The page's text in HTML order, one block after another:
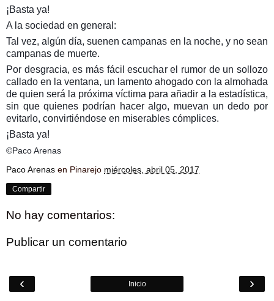
¡Basta ya!
A la sociedad en general:
Tal vez, algún día, suenen campanas en la noche, y no sean
campanas de muerte.
Por desgracia, es más fácil escuchar el rumor de un sollozo
callado en la ventana, un lamento ahogado con la almohada
de quien será la próxima víctima para añadir a la estadística,
sin que quienes podrían hacer algo, muevan un dedo por
evitarlo, convirtiéndose en miserables cómplices.
¡Basta ya!
©Paco Arenas
Paco Arenas en Pinarejo miércoles, abril 05, 2017
Compartir
No hay comentarios:
Publicar un comentario
‹ ›
Inicio